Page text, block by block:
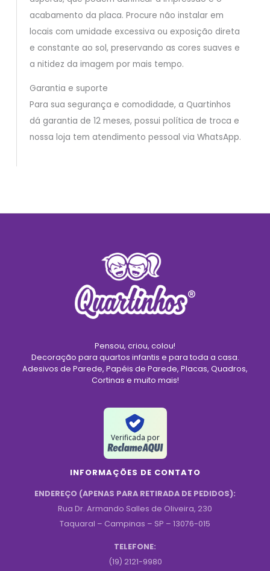
acabamento da placa. Procure não instalar em
locais com umidade excessiva ou exposição direta
e constante ao sol, preservando as cores suaves e
a nitidez da imagem por mais tempo.
Garantia e suporte
Para sua segurança e comodidade, a Quartinhos
dá garantia de 12 meses, possui política de troca e
nossa loja tem atendimento pessoal via WhatsApp.
Pensou, criou, colou!
Decoração para quartos infantis e para toda a casa.
Adesivos de Parede, Papéis de Parede, Placas, Quadros,
Cortinas e muito mais!
Verificada por
INFORMAÇÕES DE CONTATO
ENDEREÇO (APENAS PARA RETIRADA DE PEDIDOS):
Rua Dr. Armando Salles de Oliveira, 230
Taquaral – Campinas – SP – 13076-015
TELEFONE:
(19) 2121-9980